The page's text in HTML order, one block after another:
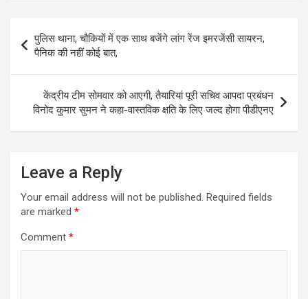
at
A
p
p
ce
b
o
o
k
e
a
m
ail ar
e
navigation
पुलिस थाना, चौकियों में एक साथ बजेंगे लांग रेंज इमरजेंसी सायरन,
पैनिक की नहीं कोई बात,
केंद्रीय टीम सोमवार को आएगी, तैयारियां पूरी सचिव आपदा प्रबंधन
विनोद कुमार सुमन ने कहा-वास्तविक क्षति के लिए जल्द होगा पीडीएनए
Leave a Reply
Your email address will not be published. Required fields
are marked *
Comment *